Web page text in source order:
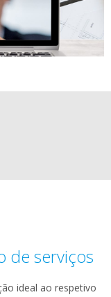
de serviços
ideal ao respetivo